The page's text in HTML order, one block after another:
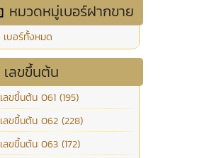
หมวดหมู่เบอร์ฝากขาย
เบอร์ทั้งหมด
เลขขึ้นต้น
เลขขึ้นต้น 061 (195)
เลขขึ้นต้น 062 (228)
เลขขึ้นต้น 063 (172)